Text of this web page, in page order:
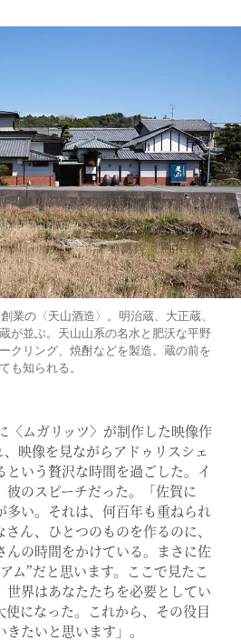
業の〈天山酒造〉。明治蔵、大正蔵、
が並ぶ。天山山系の名水と肥沃な平野
クリング、焼酎などを製造。蔵の前を
も知られる。
〈ムガリッツ〉が制作した映像作
映像を見ながらアドゥリスシェ
という贅沢な時間を過ごした。イ
のスピーチだった。「佐賀に
多い。それは、何百年も重ねられ
ん、ひとつのものを作るのに、
んの時間をかけている。まさに佐
ム”だと思います。ここで見たこ
世界はあなたたちを必要としてい
使になった。これから、その役目
たいと思います」。